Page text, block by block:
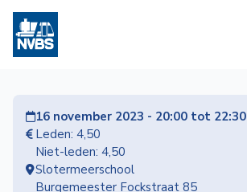
Op de Rails
NVBS Actueel
16 november 2023 - 20:00 tot 22:30
Leden: 4,50
Niet-leden: 4,50
Slotermeerschool
Burgemeester Fockstraat 85